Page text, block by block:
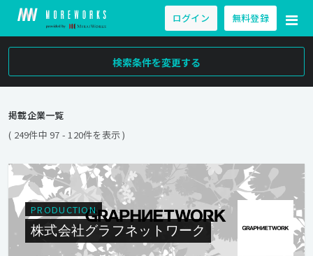
ログイン 無料登録
検索条件を変更する
掲載企業一覧
( 249件中 97 - 120件を表示 )
PRODUCTION
株式会社グラフネットワーク